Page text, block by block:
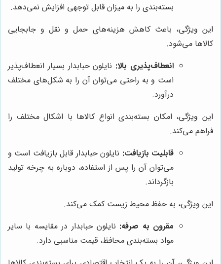
بسته‌بندی را به میزان قابل توجهی افزایش نمی‌دهد.
این ویژگی، باعث کاهش هزینه‌های حمل و نقل و جابجایی
کالاها می‌شود.
انعطاف‌پذیری بالا: نایلون حبابدار بسیار انعطاف‌پذیر
است و به راحتی می‌توان آن را به شکل‌های مختلف
درآورد.
این ویژگی، امکان بسته‌بندی انواع کالاها با اشکال مختلف را
فراهم می‌کند.
قابلیت بازیافت: نایلون حبابدار قابل بازیافت است و
می‌توان آن را پس از استفاده، دوباره به چرخه تولید
بازگرداند.
این ویژگی، به حفظ محیط زیست کمک می‌کند.
مقرون به صرفه: نایلون حبابدار در مقایسه با سایر
مواد بسته‌بندی محافظ، قیمت مناسبی دارد.